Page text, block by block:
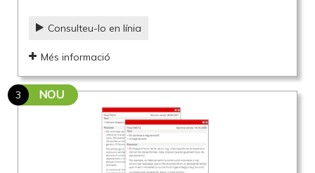
Consulteu-lo en línia
Més informació
3 NOU